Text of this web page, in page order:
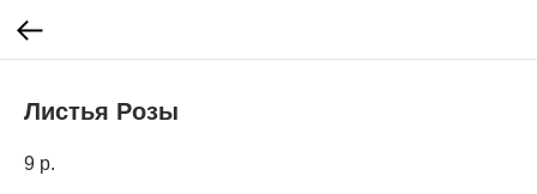
Листья Розы
9 р.